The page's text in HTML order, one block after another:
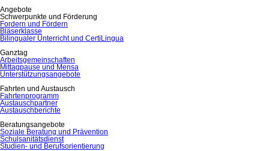
Angebote
Schwerpunkte und Förderung
Fordern und Fördern
Bläserklasse
Bilingualer Unterricht und CertiLingua
Ganztag
Arbeitsgemeinschaften
Mittagpause und Mensa
Unterstützungsangebote
Fahrten und Austausch
Fahrtenprogramm
Austauschpartner
Austauschberichte
Beratungsangebote
Soziale Beratung und Prävention
Schulsanitätsdienst
Studien- und Berufsorientierung